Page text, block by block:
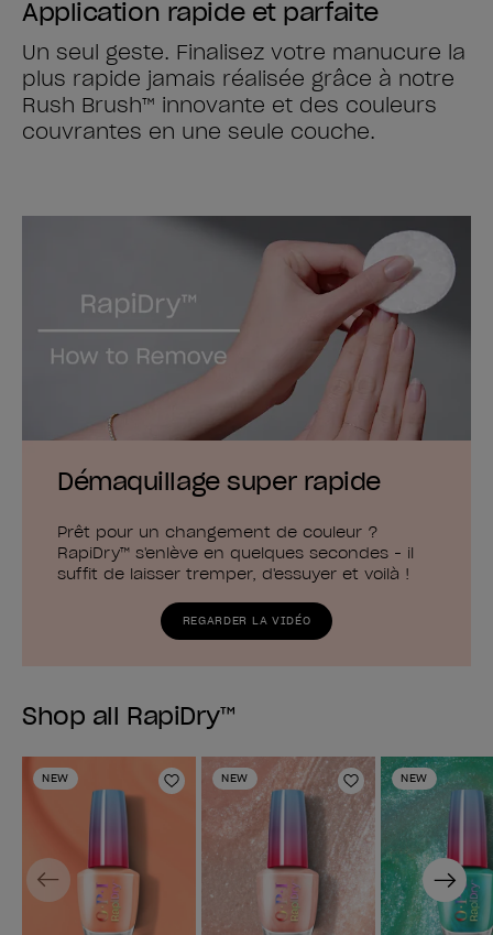
Application rapide et parfaite
Un seul geste. Finalisez votre manucure la
plus rapide jamais réalisée grâce à notre
Rush Brush™ innovante et des couleurs
couvrantes en une seule couche.
Démaquillage super rapide
Prêt pour un changement de couleur ?
RapiDry™ s'enlève en quelques secondes - il
suffit de laisser tremper, d'essuyer et voilà !
REGARDER LA VIDÉO
Shop all RapiDry™
NEW
Ajouter à la liste de souhaits
NEW
Ajouter à la
NEW
Previous Next